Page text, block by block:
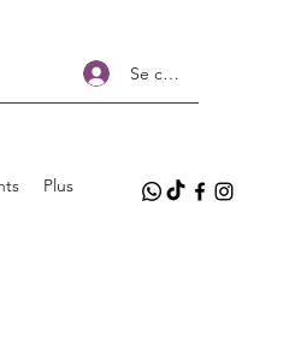
Se connecter
Plus